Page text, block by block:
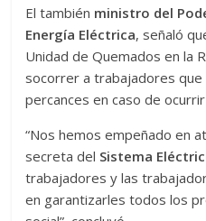
El también ministro del
Energía Eléctrica, señaló
Unidad de Quemados en la
socorrer a trabajadores
percances en caso de
“Nos hemos empeñado en
secreta del Sistema
trabajadores y las
en garantizarles todos los